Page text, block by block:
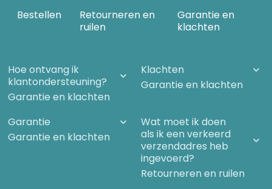
Bestellen
Retourneren en
ruilen
Garantie en
klachten
Hoe ontvang ik
klantondersteuning?
Garantie en klachten
Klachten
Garantie en klachten
Garantie
Garantie en klachten
Wat moet ik doen
als ik een verkeerd
verzendadres heb
ingevoerd?
Retourneren en ruilen